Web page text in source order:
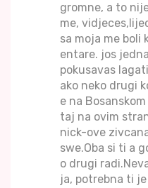
gromne, a to
me,
sa moja me boli
entare. jos
pokusavas
ako neko drugi
e na
taj na ovim
nick-ove
swe.Oba si ti a
o drugi
ja, potrebna ti je